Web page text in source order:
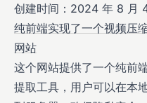
创建时间：2024 年 8 月
纯前端实现了一个视频压
网站
这个网站提供了一个纯前
提取工具，用户可以在本